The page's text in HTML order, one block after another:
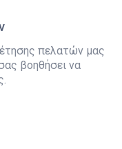
πελατών μας
βοηθήσει να